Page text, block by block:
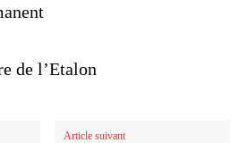
de l’Etalon
Article suivant